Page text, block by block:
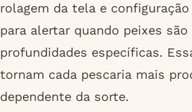
rolagem da tela e
para alertar quando peixes
profundidades específicas.
tornam cada pescaria mais
dependente da sorte.